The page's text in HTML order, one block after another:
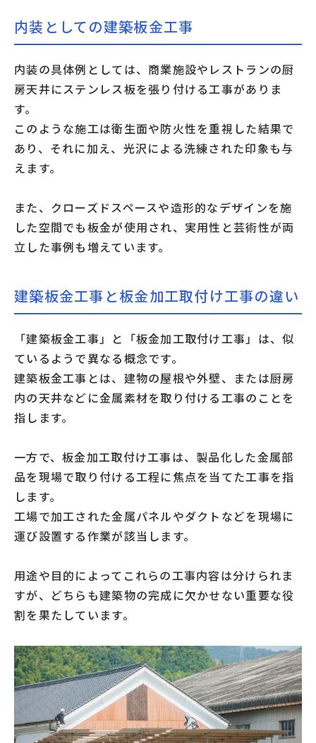
内装としての建築板金工事
内装の具体例としては、商業施設やレストランの厨
房天井にステンレス板を張り付ける工事がありま
す。
このような施工は衛生面や防火性を重視した結果で
あり、それに加え、光沢による洗練された印象も与
えます。
また、クローズドスペースや造形的なデザインを施
した空間でも板金が使用され、実用性と芸術性が両
立した事例も増えています。
建築板金工事と板金加工取付け工事の違い
「建築板金工事」と「板金加工取付け工事」は、似
ているようで異なる概念です。
建築板金工事とは、建物の屋根や外壁、または厨房
内の天井などに金属素材を取り付ける工事のことを
指します。
一方で、板金加工取付け工事は、製品化した金属部
品を現場で取り付ける工程に焦点を当てた工事を指
します。
工場で加工された金属パネルやダクトなどを現場に
運び設置する作業が該当します。
用途や目的によってこれらの工事内容は分けられま
すが、どちらも建築物の完成に欠かせない重要な役
割を果たしています。